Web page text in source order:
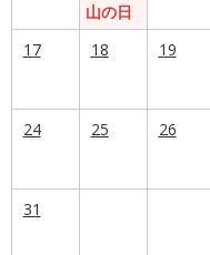
山の日
17
18 19
24 25 26
31